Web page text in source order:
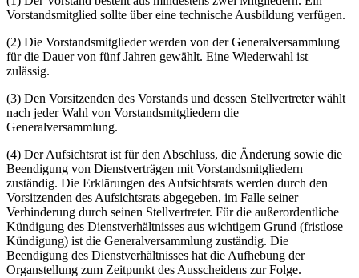
Vorstandsmitglied sollte über eine technische Ausbildung verfügen.
(2) Die Vorstandsmitglieder werden von der Generalversammlung
für die Dauer von fünf Jahren gewählt. Eine Wiederwahl ist
zulässig.
(3) Den Vorsitzenden des Vorstands und dessen Stellvertreter wählt
nach jeder Wahl von Vorstandsmitgliedern die
Generalversammlung.
(4) Der Aufsichtsrat ist für den Abschluss, die Änderung sowie die
Beendigung von Dienstverträgen mit Vorstandsmitgliedern
zuständig. Die Erklärungen des Aufsichtsrats werden durch den
Vorsitzenden des Aufsichtsrats abgegeben, im Falle seiner
Verhinderung durch seinen Stellvertreter. Für die außerordentliche
Kündigung des Dienstverhältnisses aus wichtigem Grund (fristlose
Kündigung) ist die Generalversammlung zuständig. Die
Beendigung des Dienstverhältnisses hat die Aufhebung der
Organstellung zum Zeitpunkt des Ausscheidens zur Folge.